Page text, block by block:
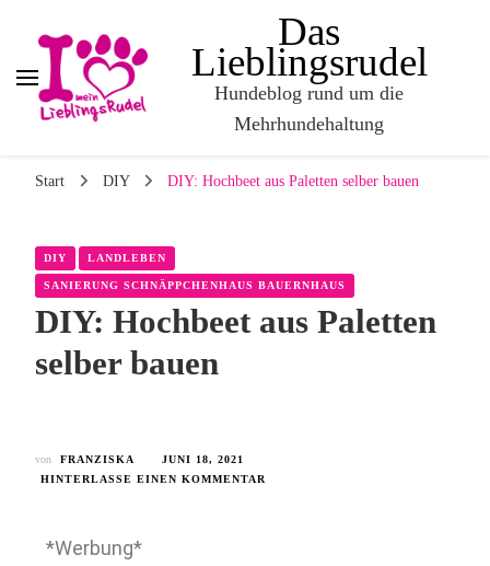
Das
Lieblingsrudel
Hundeblog rund um die
Mehrhundehaltung
Start DIY DIY: Hochbeet aus Paletten selber bauen
DIY LANDLEBEN
SANIERUNG SCHNÄPPCHENHAUS BAUERNHAUS
DIY: Hochbeet aus Paletten
selber bauen
von FRANZISKA
JUNI 18, 2021
HINTERLASSE EINEN KOMMENTAR
*Werbung*